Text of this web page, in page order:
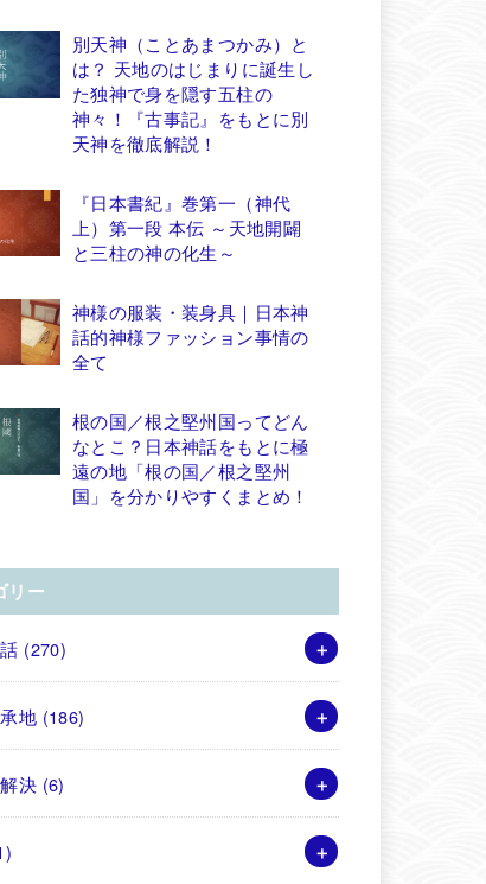
別天神（ことあまつかみ）と
は？ 天地のはじまりに誕生し
た独神で身を隠す五柱の
神々！『古事記』をもとに別
天神を徹底解説！
『日本書紀』巻第一（神代
上）第一段 本伝 ～天地開闢
と三柱の神の化生～
神様の服装・装身具｜日本神
話的神様ファッション事情の
全て
根の国／根之堅州国ってどん
なとこ？日本神話をもとに極
遠の地「根の国／根之堅州
国」を分かりやすくまとめ！
リー
(270)
地 (186)
決 (6)